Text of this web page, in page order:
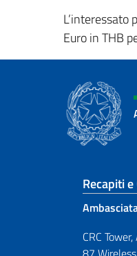
L’interessato
Euro in THB
Recapiti
CRC